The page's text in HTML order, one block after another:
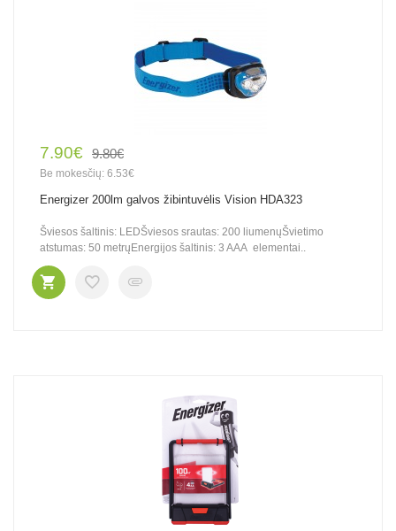
7.90€ 9.80€
Be mokesčių: 6.53€
Energizer 200lm galvos žibintuvėlis Vision HDA323
Šviesos šaltinis: LEDŠviesos srautas: 200 liumenųŠvietimo
atstumas: 50 metrųEnergijos šaltinis: 3 AAA elementai..